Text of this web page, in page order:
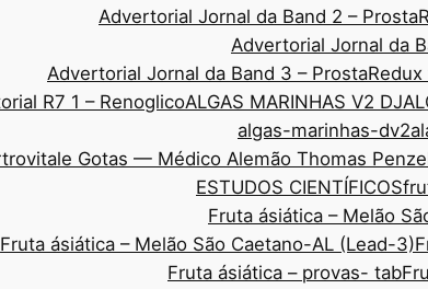
Advertorial Jornal da Band 2 –
Advertorial Jornal da
Advertorial Jornal da Band 3 –
R7 1 – RenoglicoALGAS MARINHAS V2 DJ
algas-marinhas-dv2al
Gotas — Médico Alemão Thomas
ESTUDOS CIENTÍFICOS
Fruta ásiática – Melão
Fruta ásiática – Melão São Caetano-AL (Lead-3)
Fruta ásiática – provas- tab